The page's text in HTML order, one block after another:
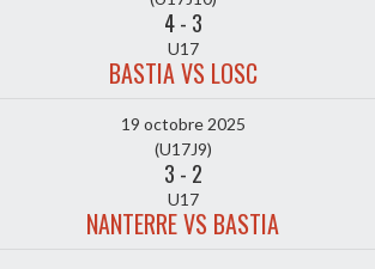
4- 3
U17
BASTIA VS LOSC
19 octobre 2025
(U17J9)
3 - 2
U17
NANTERRE VS BASTIA